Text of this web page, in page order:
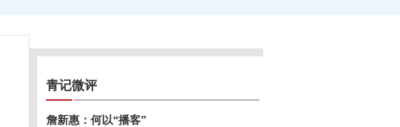
青记微评
詹新惠：何以“播客”